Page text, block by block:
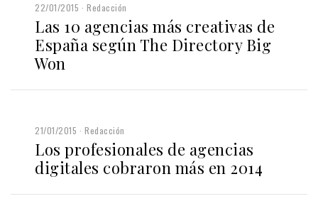
22/01/2015 Redacción
Las 10 agencias más creativas de
España según The Directory Big
Won
21/01/2015 Redacción
Los profesionales de agencias
digitales cobraron más en 2014